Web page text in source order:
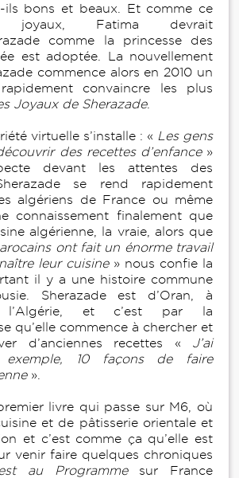
ils bons et beaux. Et comme ce
Fatima devrait
comme la princesse des
est adoptée. La nouvellement
commence alors en 2010 un
convaincre les plus
Joyaux de Sherazade.
virtuelle s’installe : « Les gens
des recettes d’enfance»
devant les attentes des
se rend rapidement
algériens de France ou même
connaissement finalement que
algérienne, la vraie, alors que
ont fait un énorme travail
leur cuisine» nous confie la
il y a une histoire commune
Sherazade est d’Oran, à
l’Algérie, et c’est par la
qu’elle commence à chercher et
d’anciennes recettes « J’ai
exemple, 10 façons de faire
».
livre qui passe sur M6, où
et de pâtisserie orientale et
et c’est comme ça qu’elle est
venir faire quelques chroniques
au Programmesur France